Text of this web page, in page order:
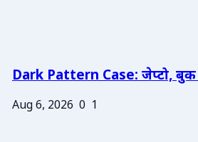
Dark Pattern Case: जेप्टो, बुक
Aug 6, 2026 0 1